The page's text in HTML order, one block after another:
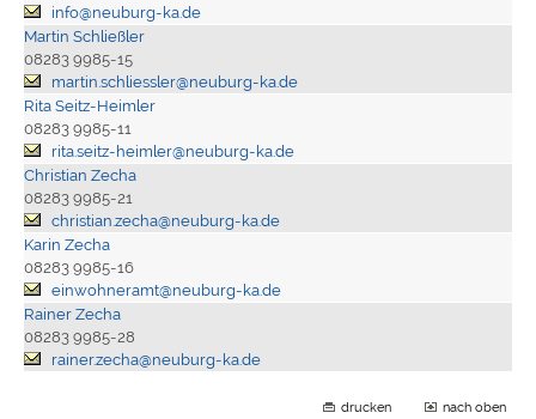
info@neuburg-ka.de
Martin Schließler
08283 9985-15
martin.schliessler@neuburg-ka.de
Rita Seitz-Heimler
08283 9985-11
rita.seitz-heimler@neuburg-ka.de
Christian Zecha
08283 9985-21
christian.zecha@neuburg-ka.de
Karin Zecha
08283 9985-16
einwohneramt@neuburg-ka.de
Rainer Zecha
08283 9985-28
rainer.zecha@neuburg-ka.de
drucken nach oben